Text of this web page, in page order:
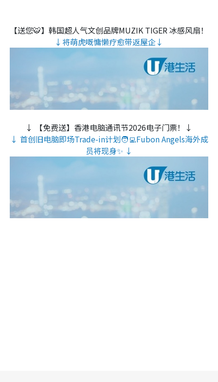
【送您🐯】韩国超人气文创品牌MUZIK TIGER 冰感风扇！
↓将萌虎嘅慵懒疗愈带返屋企↓
↓ 【免费送】香港电脑通讯节2026电子门票！↓
↓ 首创旧电脑即场Trade-in计划🧑‍💻Fubon Angels海外成
员将现身✨ ↓